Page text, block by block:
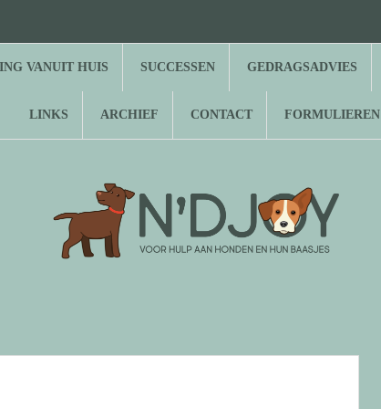
zoekt
baasje
vanuit
huis
N’Djoy
VANUIT HUIS SUCCESSEN GEDRAGSADVIES
LINKS ARCHIEF CONTACT FORMULIEREN